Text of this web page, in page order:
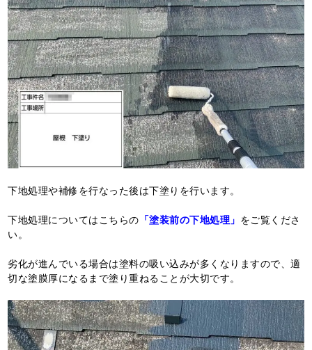
下地処理や補修を行なった後は下塗りを行います。
下地処理についてはこちらの 「塗装前の下地処理」 をご覧くださ
い。
劣化が進んでいる場合は塗料の吸い込みが多くなりますので、適
切な塗膜厚になるまで塗り重ねることが大切です。